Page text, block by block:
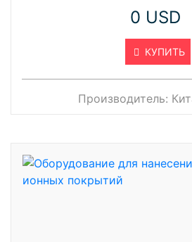
0 USD
КУПИТЬ
Производитель: